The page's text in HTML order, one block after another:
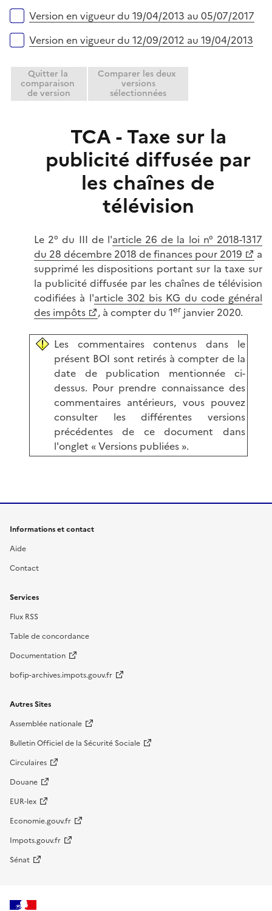
Version en vigueur du 19/04/2013 au 05/07/2017
Version en vigueur du 12/09/2012 au 19/04/2013
Quitter la
comparaison
de version
Comparer les deux
versions
sélectionnées
TCA - Taxe sur la
publicité diffusée par
les chaînes de
télévision
Le 2° du III de l'article 26 de la loi n° 2018-1317
du 28 décembre 2018 de finances pour 2019
a
supprimé les dispositions portant sur la taxe sur
la publicité diffusée par les chaînes de télévision
codifiées à l'article 302 bis KG du code général
des impôts
, à compter du 1er janvier 2020.
Les commentaires contenus dans le
présent BOI sont retirés à compter de la
date de publication mentionnée ci-
dessus. Pour prendre connaissance des
commentaires antérieurs, vous pouvez
consulter les différentes versions
précédentes de ce document dans
l'onglet « Versions publiées ».
Informations et contact
Aide
Contact
Services
Flux RSS
Table de concordance
Documentation
bofip-archives.impots.gouv.fr
Autres Sites
Assemblée nationale
Bulletin Officiel de la Sécurité Sociale
Circulaires
Douane
EUR-lex
Economie.gouv.fr
Impots.gouv.fr
Sénat